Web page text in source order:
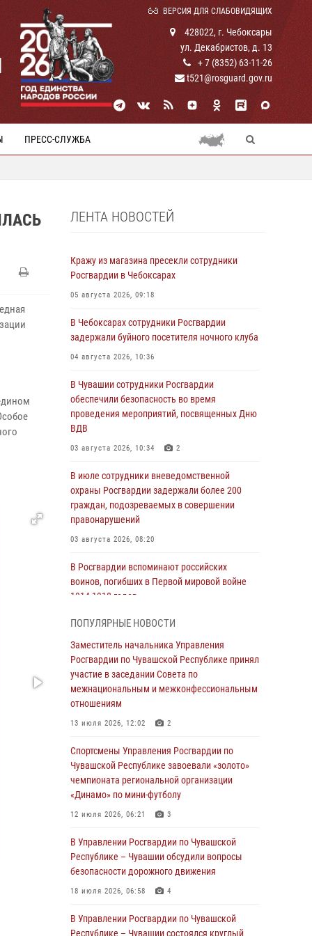
ВЕРСИЯ ДЛЯ СЛАБОВИДЯЩИХ
428022, г. Чебоксары
ул. Декабристов, д. 13
+ 7 (8352) 63-11-26
t521@rosguard.gov.ru
ПРЕСС-СЛУЖБА
ЛЕНТА НОВОСТЕЙ
Кражу из магазина пресекли сотрудники
Росгвардии в Чебоксарах
05 августа 2026, 09:18
В Чебоксарах сотрудники Росгвардии
задержали буйного посетителя ночного клуба
04 августа 2026, 10:36
В Чувашии сотрудники Росгвардии
обеспечили безопасность во время
проведения мероприятий, посвященных Дню
ВДВ
03 августа 2026, 10:34 2
В июле сотрудники вневедомственной
охраны Росгвардии задержали более 200
граждан, подозреваемых в совершении
правонарушений
03 августа 2026, 08:20
В Росгвардии вспоминают российских
воинов, погибших в Первой мировой войне
1914-1918 годов
В Ядрине сотрудники Росгвардии задержали
подозреваемого в причинении тяжкого вреда
здоровью
01 августа 2026, 06:12
1 августа – День дежурной службы войск
Федерации
01 августа 2026, 05:17
Директор Росгвардии Герой России генерал
армии Виктор Золотов поздравил
профессиональным праздником
01 августа 2026, 00:01
В Чебоксарах при участии спецназа
немаркированной никотиносодержащей
продукции (видео)
ПОПУЛЯРНЫЕ НОВОСТИ
Заместитель начальника Управления
Росгвардии по Чувашской Республике принял
участие в заседании Совета по
межнациональным и межконфессиональным
отношениям
13 июля 2026, 12:02 2
Спортсмены Управления Росгвардии по
Чувашской Республике завоевали «золото»
чемпионата региональной организации
«Динамо» по мини-футболу
12 июля 2026, 06:21 3
В Управлении Росгвардии по Чувашской
Республике – Чувашии обсудили вопросы
безопасности дорожного движения
18 июля 2026, 06:58 4
В Управлении Росгвардии по Чувашской
Республике – Чувашии состоялся круглый